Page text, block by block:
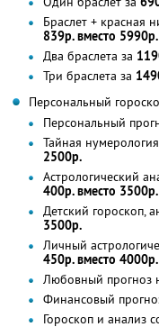
Браслет + красная
839р. вместо 5990р.
Два браслета за
Три браслета за
Персональный
Персональный
Тайная
2500р.
Астрологический
400р. вместо 3500р.
Детский гороскоп,
3500р.
Личный
450р. вместо 4000р.
Любовный прогноз
Финансовый
Гороскоп и анализ